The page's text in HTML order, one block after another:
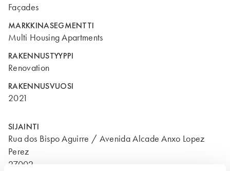
Façades
MARKKINASEGMENTTI
Multi Housing Apartments
RAKENNUSTYYPPI
Renovation
RAKENNUSVUOSI
2021
SIJAINTI
Rua dos Bispo Aguirre / Avenida Alcade Anxo Lopez
Perez
27002